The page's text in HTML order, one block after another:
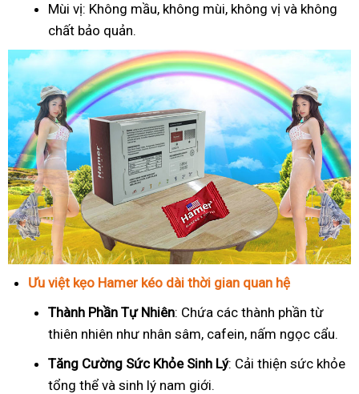
Mùi vị: Không mầu, không mùi, không vị và không
chất bảo quản.
Ưu việt kẹo Hamer kéo dài thời gian quan hệ
Thành Phần Tự Nhiên: Chứa các thành phần từ
thiên nhiên như nhân sâm, cafein, nấm ngọc cẩu.
Tăng Cường Sức Khỏe Sinh Lý: Cải thiện sức khỏe
tổng thể và sinh lý nam giới.